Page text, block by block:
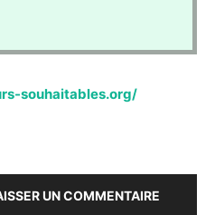
souhaitables.org/
UN COMMENTAIRE